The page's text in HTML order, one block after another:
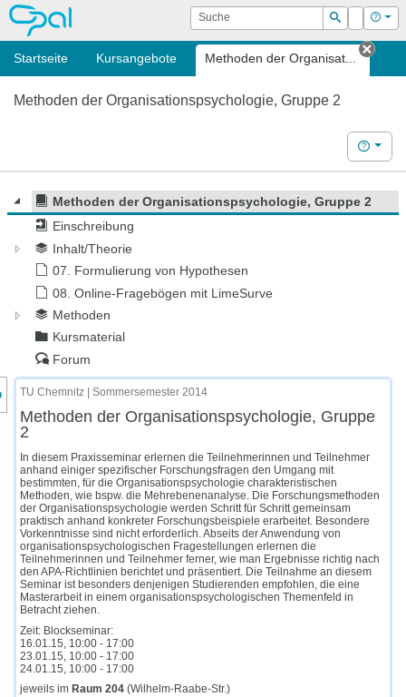
OPAL Suche
Suchen
Login Hilfe
Startseite Kursangebote Methoden der Organisat...
Tab
Methoden der Organisationspsychologie, Gruppe 2
Hilfe
Methoden der Organisationspsychologie, Gruppe 2
Einschreibung
Inhalt/Theorie
07. Formulierung von Hypothesen
08. Online-Fragebögen mit LimeSurve
Methoden
Kursmaterial
Forum
des Kursmenüs
TU Chemnitz | Sommersemester 2014
Methoden der Organisationspsychologie, Gruppe
2
In diesem Praxisseminar erlernen die Teilnehmerinnen und Teilnehmer
anhand einiger spezifischer Forschungsfragen den Umgang mit
bestimmten, für die Organisationspsychologie charakteristischen
Methoden, wie bspw. die Mehrebenenanalyse. Die Forschungsmethoden
der Organisationspsychologie werden Schritt für Schritt gemeinsam
praktisch anhand konkreter Forschungsbeispiele erarbeitet. Besondere
Vorkenntnisse sind nicht erforderlich. Abseits der Anwendung von
organisationspsychologischen Fragestellungen erlernen die
Teilnehmerinnen und Teilnehmer ferner, wie man Ergebnisse richtig nach
den APA-Richtlinien berichtet und präsentiert. Die Teilnahme an diesem
Seminar ist besonders denjenigen Studierenden empfohlen, die eine
Masterarbeit in einem organisationspsychologischen Themenfeld in
Betracht ziehen.
Zeit: Blockseminar:
16.01.15, 10:00 - 17:00
23.01.15, 10:00 - 17:00
24.01.15, 10:00 - 17:00
jeweils im Raum 204 (Wilhelm-Raabe-Str.)